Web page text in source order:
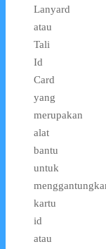
Lanyard
atau
Tali
Id
Card
yang
merupakan
alat
bantu
untuk
kartu
id
atau